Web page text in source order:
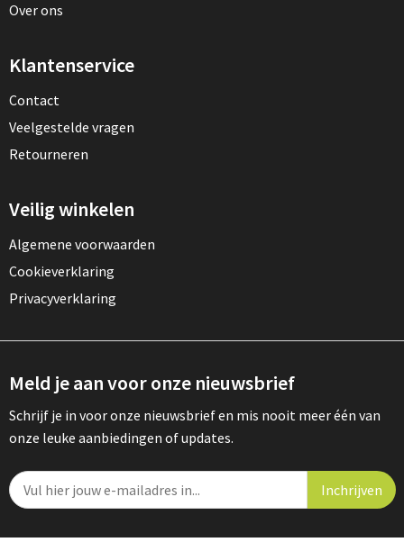
Over ons
Klantenservice
Contact
Veelgestelde vragen
Retourneren
Veilig winkelen
Algemene voorwaarden
Cookieverklaring
Privacyverklaring
Meld je aan voor onze nieuwsbrief
Schrijf je in voor onze nieuwsbrief en mis nooit meer één van
onze leuke aanbiedingen of updates.